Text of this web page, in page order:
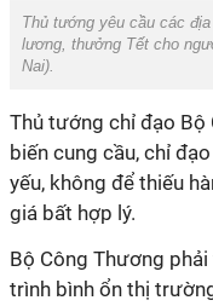
Thủ tướng yêu cầu các
lương, thưởng Tết cho
Nai).
Thủ tướng chỉ đạo
biến cung cầu, chỉ
yếu, không để thiếu
giá bất hợp lý.
Bộ Công Thương
trình bình ổn thị